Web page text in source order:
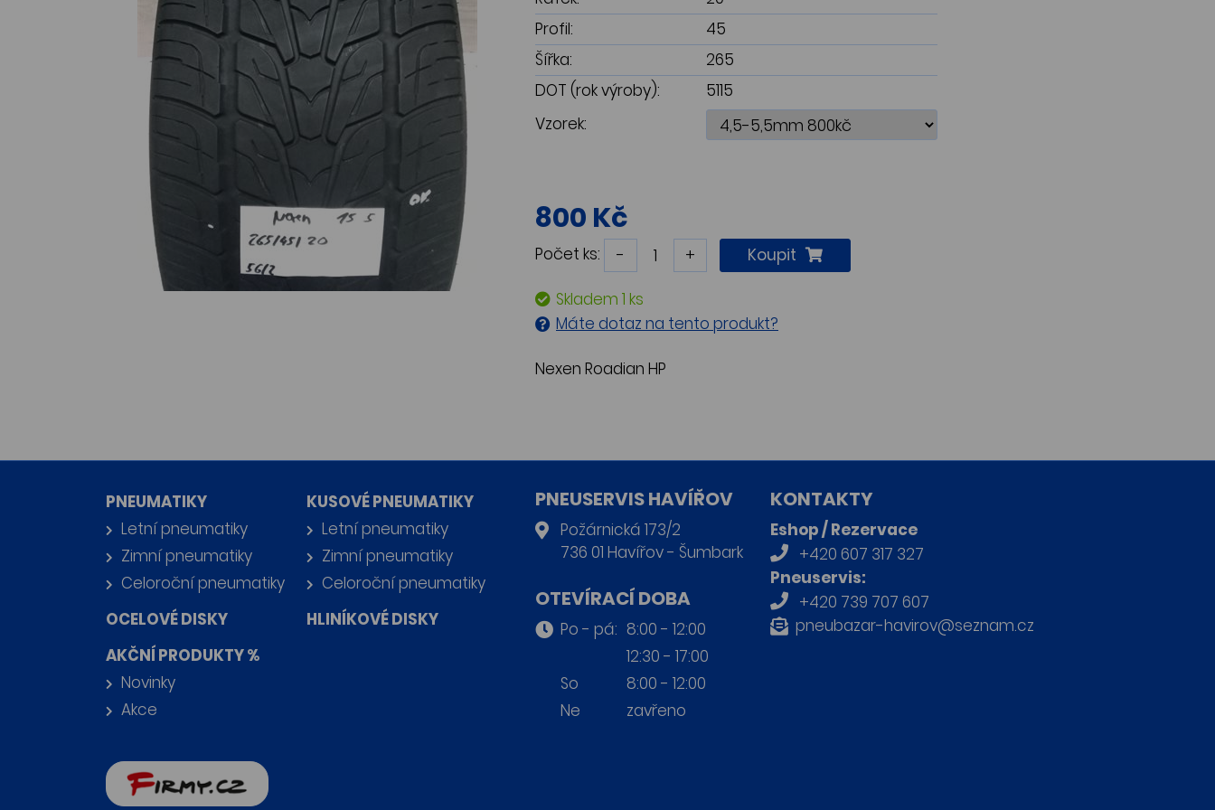
Profil:
45
Šířka:
265
DOT (rok výroby):
5115
Vzorek:
800 Kč
Počet ks: - + Koupit
Skladem 1 ks
Máte dotaz na tento produkt?
Nexen Roadian HP
PNEUMATIKY
Letní pneumatiky
Zimní pneumatiky
Celoroční pneumatiky
KUSOVÉ PNEUMATIKY
Letní pneumatiky
Zimní pneumatiky
Celoroční pneumatiky
OCELOVÉ DISKY
HLINÍKOVÉ DISKY
AKČNÍ PRODUKTY %
Novinky
Akce
PNEUSERVIS HAVÍŘOV
Požárnická 173/2
736 01 Havířov - Šumbark
OTEVÍRACÍ DOBA
Po - pá: 8:00 - 12:00
12:30 - 17:00
So
8:00 - 12:00
Ne
zavřeno
KONTAKTY
Eshop / Rezervace
+420 607 317 327
Pneuservis:
+420 739 707 607
pneubazar-havirov@seznam.cz
firmy.cz